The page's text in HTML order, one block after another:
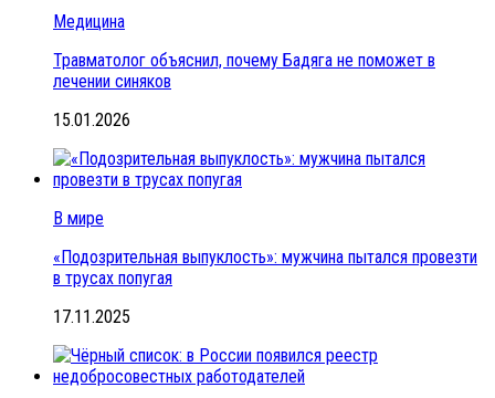
Медицина
Травматолог объяснил, почему Бадяга не поможет в
лечении синяков
15.01.2026
В мире
«Подозрительная выпуклость»: мужчина пытался провезти
в трусах попугая
17.11.2025